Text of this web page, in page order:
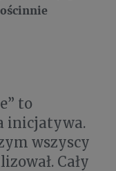
to
inicjatywa.
wszyscy
Cały